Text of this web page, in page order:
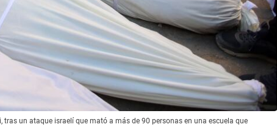
un ataque israelí que mató a más de 90 personas en una escuela que